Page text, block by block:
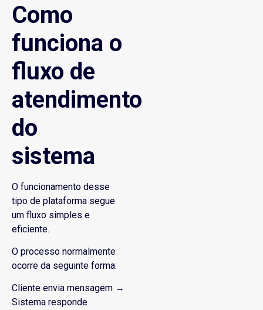
Como
funciona o
fluxo de
atendimento
do
sistema
O funcionamento desse
tipo de plataforma segue
um fluxo simples e
eficiente.
O processo normalmente
ocorre da seguinte forma:
Cliente envia mensagem →
Sistema responde